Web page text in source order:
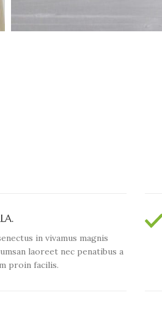
in vivamus magnis
laoreet nec penatibus a
proin facilis.